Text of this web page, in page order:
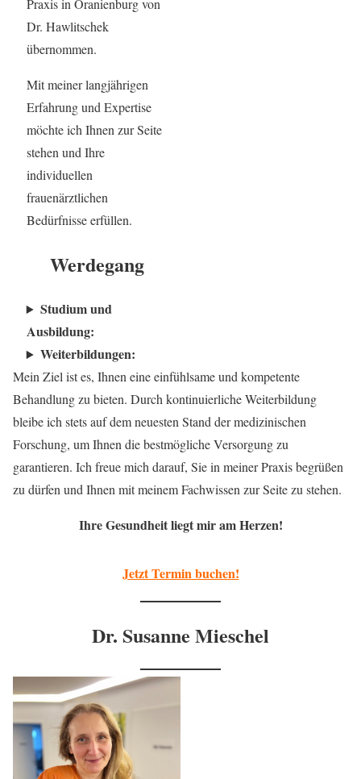
Praxis in Oranienburg von
Dr. Hawlitschek
übernommen.
Mit meiner langjährigen
Erfahrung und Expertise
möchte ich Ihnen zur Seite
stehen und Ihre
individuellen
frauenärztlichen
Bedürfnisse erfüllen.
Werdegang
Studium und
Ausbildung:
Weiterbildungen:
Mein Ziel ist es, Ihnen eine einfühlsame und kompetente
Behandlung zu bieten. Durch kontinuierliche Weiterbildung
bleibe ich stets auf dem neuesten Stand der medizinischen
Forschung, um Ihnen die bestmögliche Versorgung zu
garantieren. Ich freue mich darauf, Sie in meiner Praxis begrüßen
zu dürfen und Ihnen mit meinem Fachwissen zur Seite zu stehen.
Ihre Gesundheit liegt mir am Herzen!
Jetzt Termin buchen!
Dr. Susanne Mieschel